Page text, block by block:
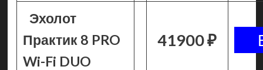
Эхолот
Практик 8 PRO
Wi-Fi DUO
41900 ₽